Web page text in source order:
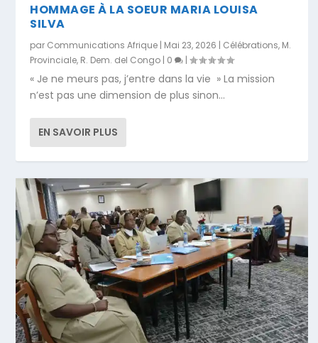
HOMMAGE À LA SOEUR MARIA LOUISA
SILVA
par Communications Afrique | Mai 23, 2026 | Célébrations, M.
Provinciale, R. Dem. del Congo | 0 |
« Je ne meurs pas, j’entre dans la vie » La mission
n’est pas une dimension de plus sinon...
EN SAVOIR PLUS